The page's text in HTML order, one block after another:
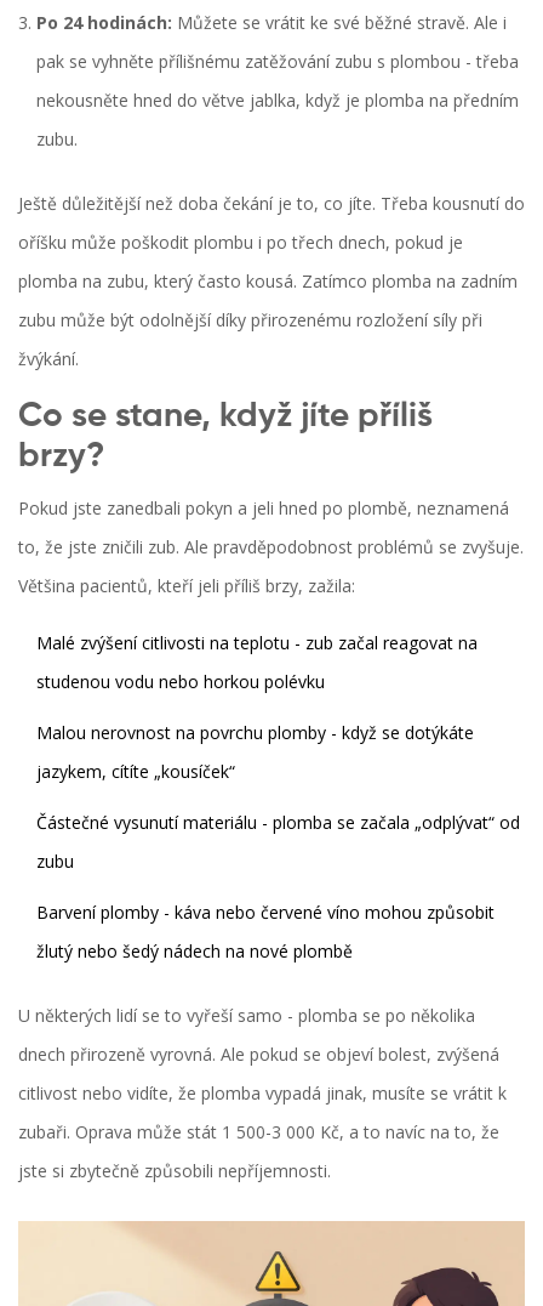
Po 24 hodinách: Můžete se vrátit ke své běžné stravě. Ale i
pak se vyhněte přílišnému zatěžování zubu s plombou - třeba
nekousněte hned do větve jablka, když je plomba na předním
zubu.
Ještě důležitější než doba čekání je to, co jíte. Třeba kousnutí do
oříšku může poškodit plombu i po třech dnech, pokud je
plomba na zubu, který často kousá. Zatímco plomba na zadním
zubu může být odolnější díky přirozenému rozložení síly při
žvýkání.
Co se stane, když jíte příliš
brzy?
Pokud jste zanedbali pokyn a jeli hned po plombě, neznamená
to, že jste zničili zub. Ale pravděpodobnost problémů se zvyšuje.
Většina pacientů, kteří jeli příliš brzy, zažila:
Malé zvýšení citlivosti na teplotu - zub začal reagovat na
studenou vodu nebo horkou polévku
Malou nerovnost na povrchu plomby - když se dotýkáte
jazykem, cítíte „kousíček“
Částečné vysunutí materiálu - plomba se začala „odplývat“ od
zubu
Barvení plomby - káva nebo červené víno mohou způsobit
žlutý nebo šedý nádech na nové plombě
U některých lidí se to vyřeší samo - plomba se po několika
dnech přirozeně vyrovná. Ale pokud se objeví bolest, zvýšená
citlivost nebo vidíte, že plomba vypadá jinak, musíte se vrátit k
zubaři. Oprava může stát 1 500-3 000 Kč, a to navíc na to, že
jste si zbytečně způsobili nepříjemnosti.